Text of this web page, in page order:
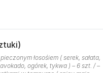
łosośiem ( serek, sałata,
ogórek, tykwa ) – 6 szt. / –